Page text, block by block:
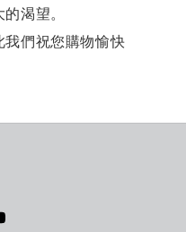
渴望。
我們祝您購物愉快